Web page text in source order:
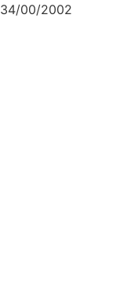
34/00/2002